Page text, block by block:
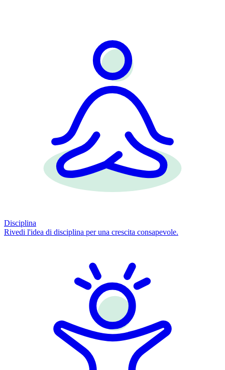
Disciplina
Rivedi l'idea di disciplina per una crescita consapevole.